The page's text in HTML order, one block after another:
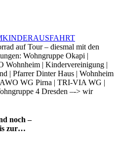
auf Tour – diesmal mit den
Wohngruppe Okapi |
Wohnheim | Kindervereinigung |
| Pfarrer Dinter Haus | Wohnheim
WG Pirna | TRI-VIA WG |
4 Dresden –-> wir
noch –
zur…